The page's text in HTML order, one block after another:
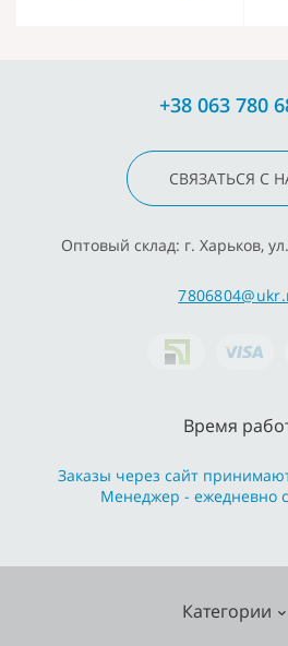
+38 063 780
СВЯЗАТЬСЯ С
Оптовый склад: г. Харьков,
Категории
Время
Заказы через сайт
Менеджер - ежедневно